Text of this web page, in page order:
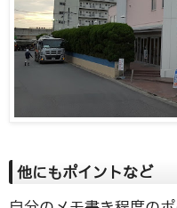
他にもポイントなど